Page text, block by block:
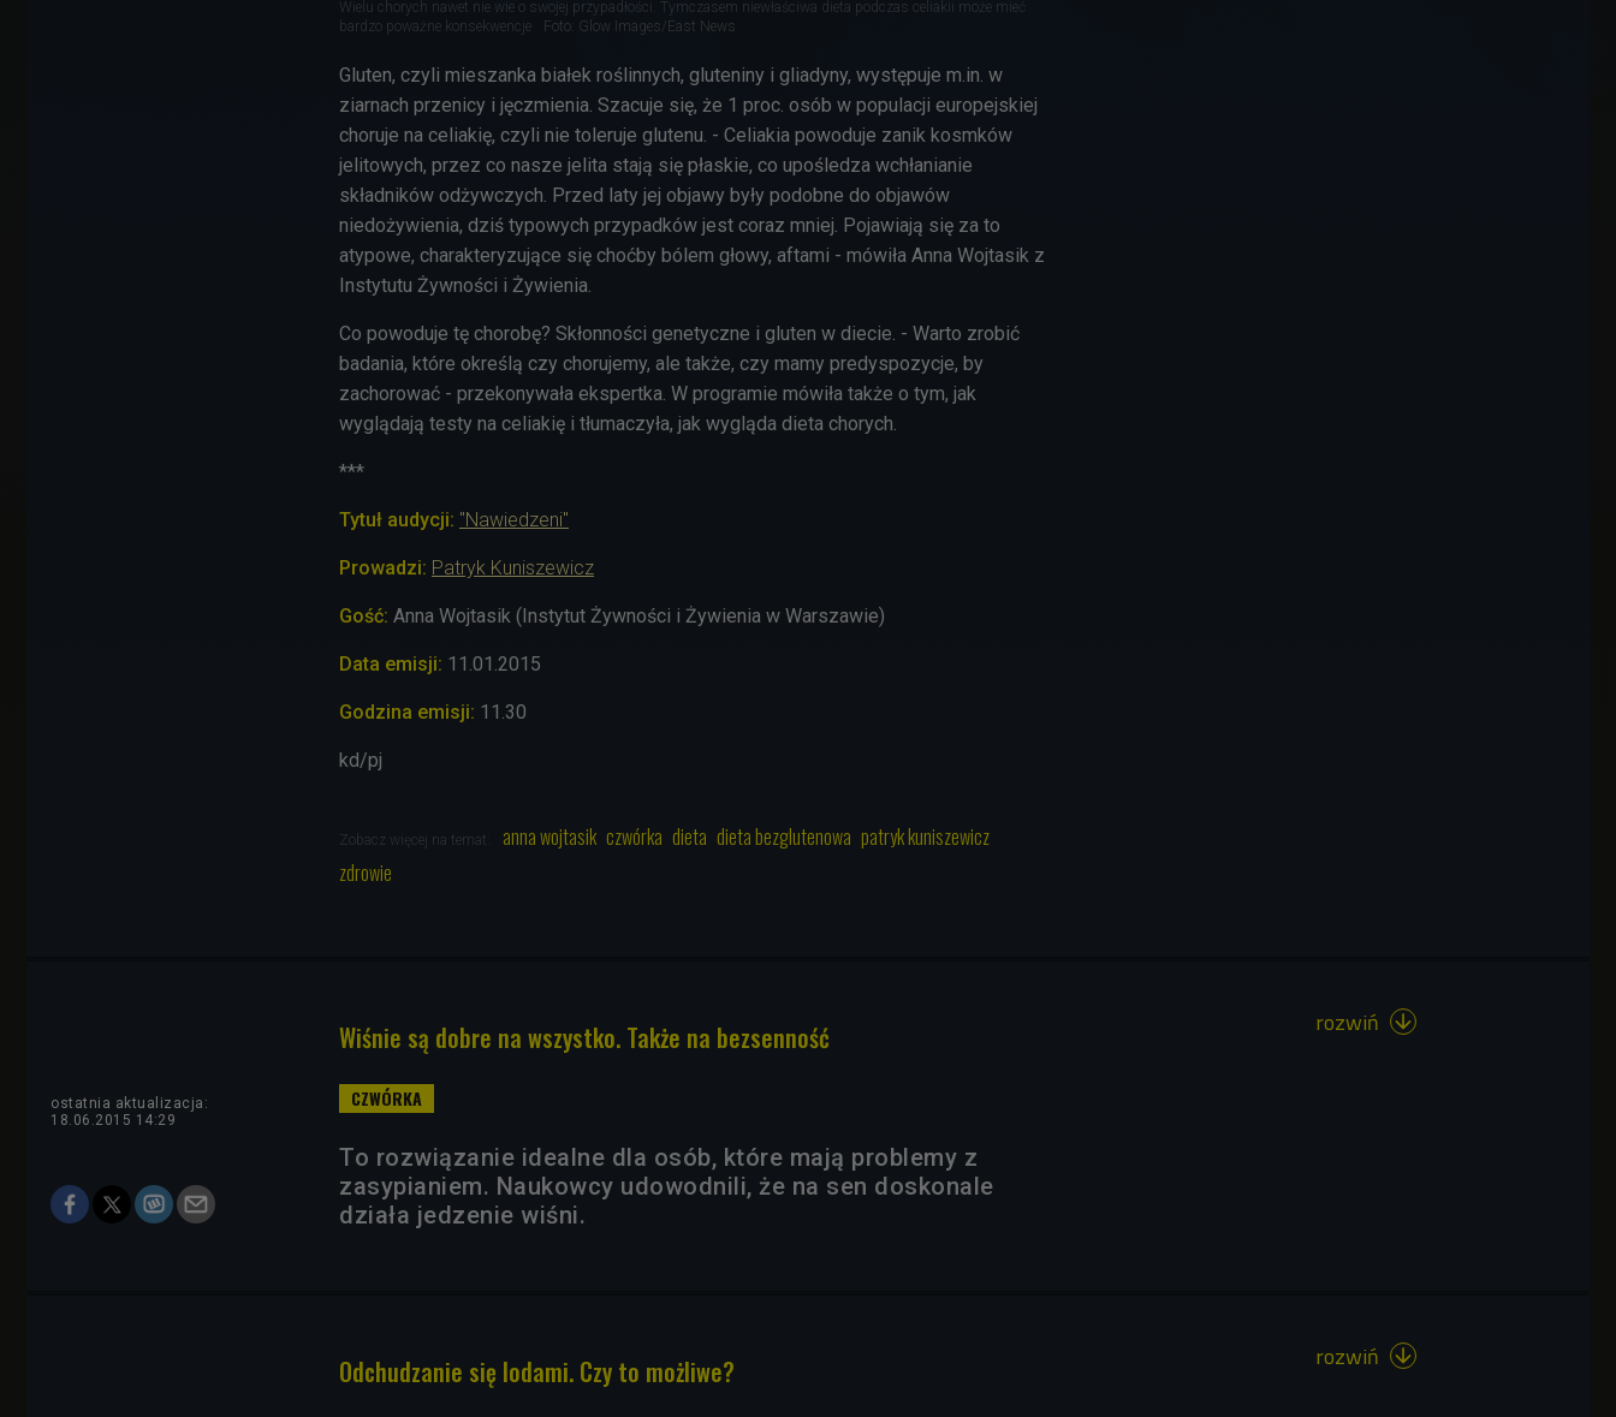
Wielu chorych nawet nie wie o swojej przypadłości. Tymczasem niewłaściwa dieta podczas celiakii może mieć
bardzo poważne konsekwencje
Foto: Glow Images/East News
Gluten, czyli mieszanka białek roślinnych, gluteniny i gliadyny, występuje m.in. w
ziarnach przenicy i jęczmienia. Szacuje się, że 1 proc. osób w populacji europejskiej
choruje na celiakię, czyli nie toleruje glutenu. - Celiakia powoduje zanik kosmków
jelitowych, przez co nasze jelita stają się płaskie, co upośledza wchłanianie
składników odżywczych. Przed laty jej objawy były podobne do objawów
niedożywienia, dziś typowych przypadków jest coraz mniej. Pojawiają się za to
atypowe, charakteryzujące się choćby bólem głowy, aftami - mówiła Anna Wojtasik z
Instytutu Żywności i Żywienia.
Co powoduje tę chorobę? Skłonności genetyczne i gluten w diecie. - Warto zrobić
badania, które określą czy chorujemy, ale także, czy mamy predyspozycje, by
zachorować - przekonywała ekspertka. W programie mówiła także o tym, jak
wyglądają testy na celiakię i tłumaczyła, jak wygląda dieta chorych.
***
Tytuł audycji: "Nawiedzeni"
Prowadzi: Patryk Kuniszewicz
Gość: Anna Wojtasik (Instytut Żywności i Żywienia w Warszawie)
Data emisji: 11.01.2015
Godzina emisji: 11.30
kd/pj
Zobacz więcej na temat: anna wojtasik czwórka dieta dieta bezglutenowa patryk kuniszewicz
zdrowie
Wiśnie są dobre na wszystko. Także na bezsenność
ostatnia aktualizacja:
18.06.2015 14:29
To rozwiązanie idealne dla osób, które mają problemy z
zasypianiem. Naukowcy udowodnili, że na sen doskonale
działa jedzenie wiśni.
rozwiń 
Odchudzanie się lodami. Czy to możliwe? rozwiń 